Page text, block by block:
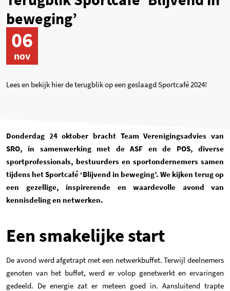
beweging’
06
nov
Lees en bekijk hier de terugblik op een geslaagd Sportcafé 2024!
Donderdag 24 oktober bracht Team Verenigingsadvies van
SRO, in samenwerking met de ASF en de POS, diverse
sportprofessionals, bestuurders en sportondernemers samen
tijdens het Sportcafé ‘Blijvend in beweging’. We kijken terug op
een gezellige, inspirerende en waardevolle avond van
kennisdeling en netwerken.
Een smakelijke start
De avond werd afgetrapt met een netwerkbuffet. Terwijl deelnemers
genoten van het buffet, werd er volop genetwerkt en ervaringen
gedeeld. De energie zat er meteen goed in. Aansluitend trapte